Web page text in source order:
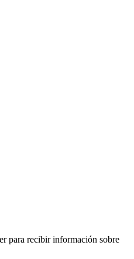
para recibir información sobre